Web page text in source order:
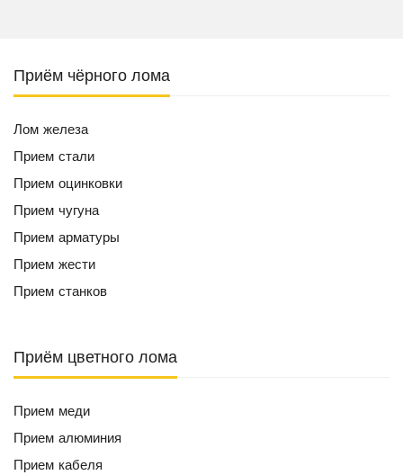
Приём чёрного лома
Лом железа
Прием стали
Прием оцинковки
Прием чугуна
Прием арматуры
Прием жести
Прием станков
Приём цветного лома
Прием меди
Прием алюминия
Прием кабеля